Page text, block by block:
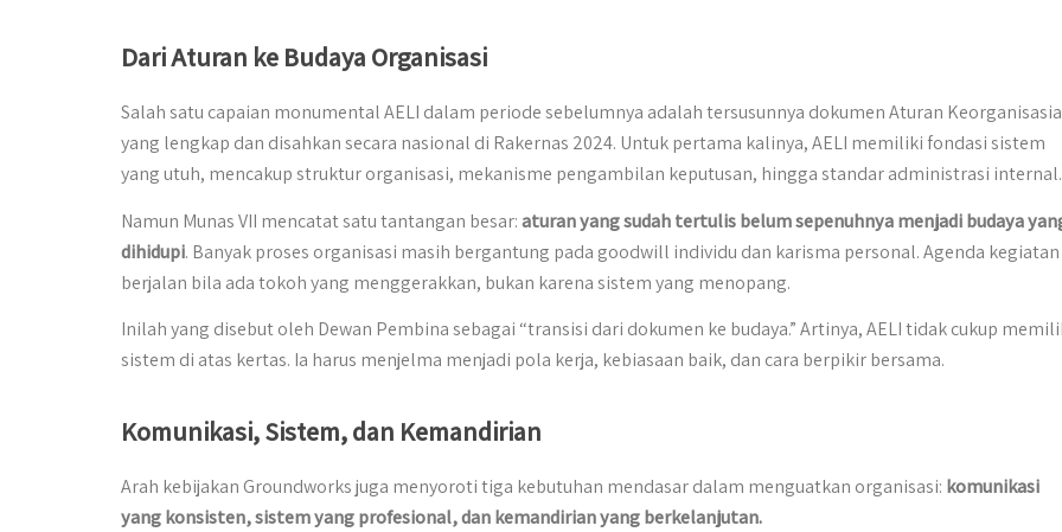
Dari Aturan ke Budaya Organisasi
Salah satu capaian monumental AELI dalam periode sebelumnya adalah tersusunnya dokumen Aturan
yang lengkap dan disahkan secara nasional di Rakernas 2024. Untuk pertama kalinya, AELI memiliki fondasi sistem
yang utuh, mencakup struktur organisasi, mekanisme pengambilan keputusan, hingga standar administrasi internal.
Namun Munas VII mencatat satu tantangan besar:aturan yang sudah tertulis belum sepenuhnya menjadi budaya
dihidupi. Banyak proses organisasi masih bergantung pada goodwill individu dan karisma personal. Agenda kegiatan
berjalan bila ada tokoh yang menggerakkan, bukan karena sistem yang menopang.
Inilah yang disebut oleh Dewan Pembina sebagai “transisi dari dokumen ke budaya.” Artinya, AELI tidak cukup
sistem di atas kertas. Ia harus menjelma menjadi pola kerja, kebiasaan baik, dan cara berpikir bersama.
Komunikasi, Sistem, dan Kemandirian
Arah kebijakan Groundworks juga menyoroti tiga kebutuhan mendasar dalam menguatkan organisasi: komunikasi
yang konsisten, sistem yang profesional, dan kemandirian yang berkelanjutan.